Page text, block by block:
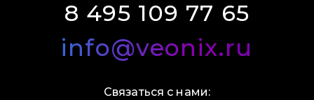
8 495 109 77 65
info@veonix.ru
Связаться с нами: